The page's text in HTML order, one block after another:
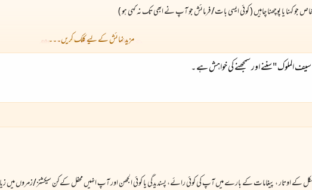
جو کہنا یا پوچھنا چاہیں ( کوئی ایسی بات/ فرمائش جو آپ نے ابھی تک نہ کہی ہو )
مزید نمائش کے لیے کلک کریں۔۔۔
الملوک " سننے اور سمجھنے کی خواہش ہے ۔
کے اوتار ، پیغامات کے بارے میں آپ کی کوئی رائے، پسندیدگی یا کوئی الجھن اور آپ انہیں محفل کےکن سیکشنز/زمروں میں